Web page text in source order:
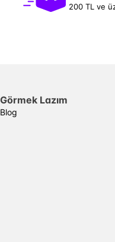
200 TL ve
Görmek Lazım
Blog